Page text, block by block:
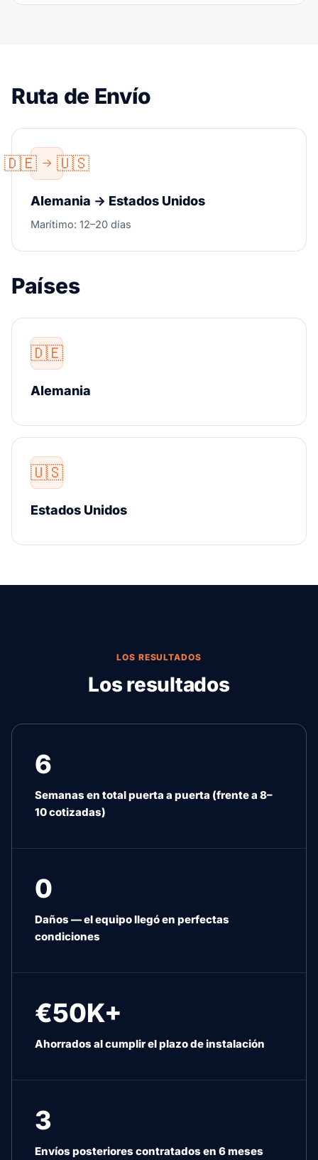
Ruta de Envío
🇩🇪 🇺🇸
Alemania → Estados Unidos
Marítimo: 12–20 días
Países
🇩🇪
Alemania
🇺🇸
Estados Unidos
LOS RESULTADOS
Los resultados
6
Semanas en total puerta a puerta (frente a 8–
10 cotizadas)
0
Daños — el equipo llegó en perfectas
condiciones
€50K+
Ahorrados al cumplir el plazo de instalación
3
Envíos posteriores contratados en 6 meses